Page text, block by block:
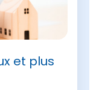
et plus